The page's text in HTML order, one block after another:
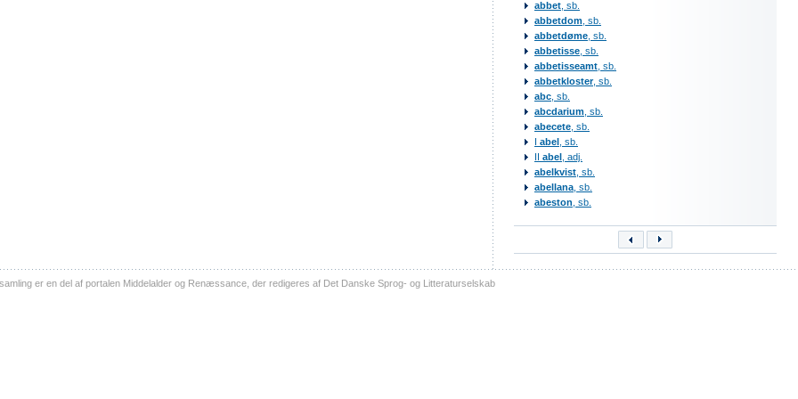
abbet , sb.
abbetdom , sb.
abbetdøme , sb.
abbetisse , sb.
abbetisseamt , sb.
abbetkloster, sb.
abc , sb.
abcdarium , sb.
abecete , sb.
I abel , sb.
II abel , adj.
abelkvist , sb.
abellana , sb.
abeston , sb.
er en del af portalen Middelalder og Renæssance, der redigeres af Det Danske Sprog- og Litteraturselskab